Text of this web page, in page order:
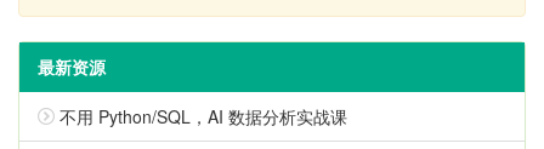
最新资源
不用 Python/SQL，AI 数据分析实战课